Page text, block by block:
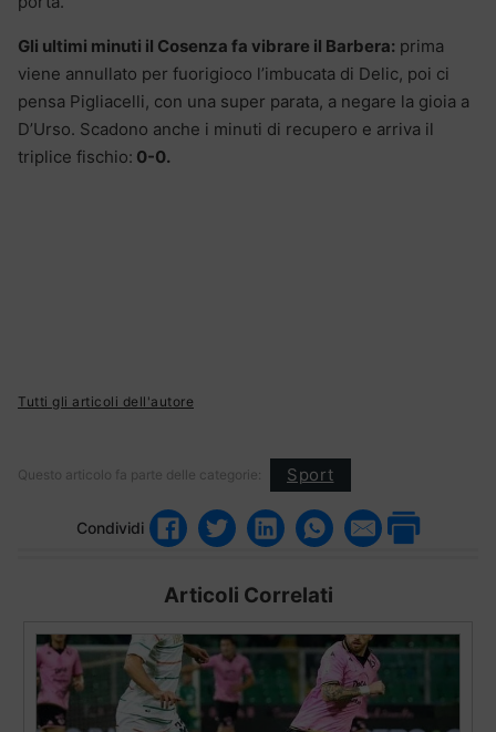
Gli ultimi minuti il Cosenza fa vibrare il Barbera: prima
viene annullato per fuorigioco l’imbucata di Delic, poi ci
pensa Pigliacelli, con una super parata, a negare la gioia a
D’Urso. Scadono anche i minuti di recupero e arriva il
triplice fischio: 0-0.
Tutti gli articoli dell'autore
Questo articolo fa parte delle categorie: Sport
Condividi
Articoli Correlati